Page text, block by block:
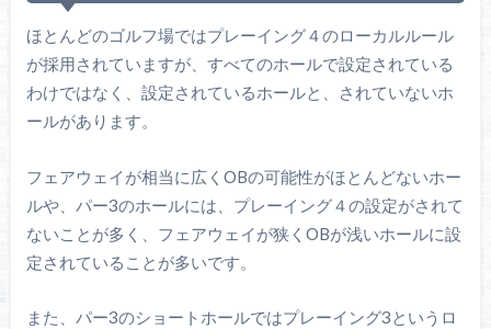
ほとんどのゴルフ場ではプレーイング４のローカルルール
が採用されていますが、すべてのホールで設定されている
わけではなく、設定されているホールと、されていないホ
ールがあります。
フェアウェイが相当に広くOBの可能性がほとんどないホー
ルや、パー3のホールには、プレーイング４の設定がされて
ないことが多く、フェアウェイが狭くOBが浅いホールに設
定されていることが多いです。
また、パー3のショートホールではプレーイング3というロ